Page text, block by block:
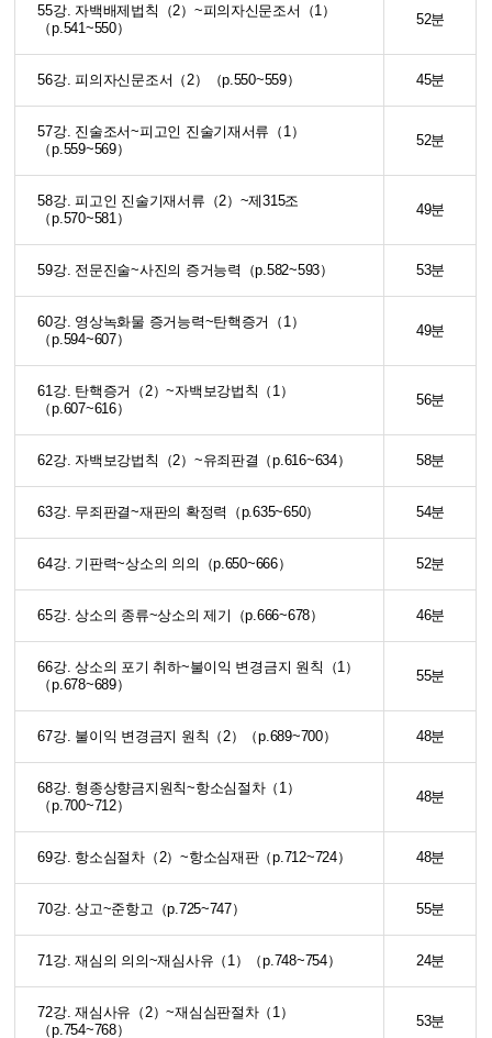
55강. 자백배제법칙（2）~피의자신문조서（1）
（p.541~550）
52분
56강. 피의자신문조서（2）（p.550~559） 45분
57강. 진술조서~피고인 진술기재서류（1）
（p.559~569）
52분
58강. 피고인 진술기재서류（2）~제315조
（p.570~581）
49분
59강. 전문진술~사진의 증거능력（p.582~593） 53분
60강. 영상녹화물 증거능력~탄핵증거（1）
（p.594~607）
49분
61강. 탄핵증거（2）~자백보강법칙（1）
（p.607~616）
56분
62강. 자백보강법칙（2）~유죄판결（p.616~634） 58분
63강. 무죄판결~재판의 확정력（p.635~650） 54분
64강. 기판력~상소의 의의（p.650~666） 52분
65강. 상소의 종류~상소의 제기（p.666~678） 46분
66강. 상소의 포기 취하~불이익 변경금지 원칙（1）
（p.678~689）
55분
67강. 불이익 변경금지 원칙（2）（p.689~700） 48분
68강. 형종상향금지원칙~항소심절차（1）
（p.700~712）
48분
69강. 항소심절차（2）~항소심재판（p.712~724） 48분
70강. 상고~준항고（p.725~747） 55분
71강. 재심의 의의~재심사유（1）（p.748~754） 24분
72강. 재심사유（2）~재심심판절차（1）
（p.754~768）
53분